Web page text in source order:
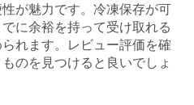
が魅力です。冷凍保存が可
に余裕を持って受け取れる
れます。レビュー評価を確
のを見つけると良いでしょ